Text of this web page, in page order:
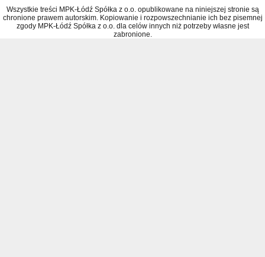
Wszystkie treści MPK-Łódź Spółka z o.o. opublikowane na niniejszej stronie są
chronione prawem autorskim. Kopiowanie i rozpowszechnianie ich bez pisemnej
zgody MPK-Łódź Spółka z o.o. dla celów innych niż potrzeby własne jest
zabronione.